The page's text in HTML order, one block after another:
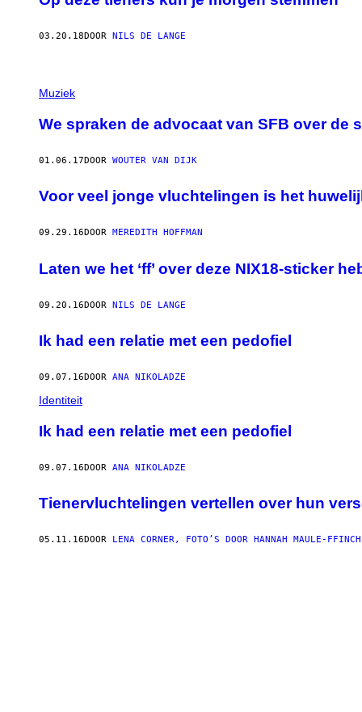
03.20.18DOOR NILS DE LANGE
Muziek
We spraken de advocaat van SFB over de
01.06.17DOOR WOUTER VAN DIJK
Voor veel jonge vluchtelingen is het
09.29.16DOOR MEREDITH HOFFMAN
Laten we het ‘ff’ over deze NIX18-sticker
09.20.16DOOR NILS DE LANGE
Ik had een relatie met een pedofiel
09.07.16DOOR ANA NIKOLADZE
Identiteit
Ik had een relatie met een pedofiel
09.07.16DOOR ANA NIKOLADZE
Tienervluchtelingen vertellen over hun
05.11.16DOOR LENA CORNER, FOTO’S DOOR HANNAH MAULE-FFINCH